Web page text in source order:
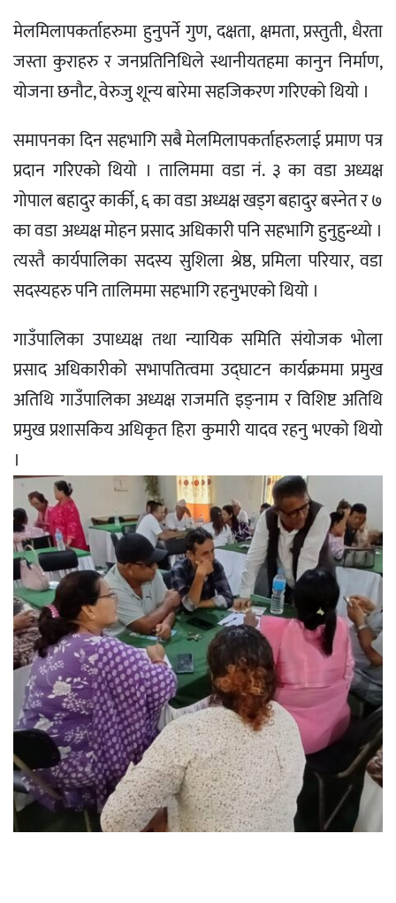
मेलमिलापकर्ताहरुमा हुनुपर्ने गुण, दक्षता, क्षमता, प्रस्तुती, धैरता
जस्ता कुराहरु र जनप्रतिनिधिले स्थानीयतहमा कानुन निर्माण,
योजना छनौट, वेरुजु शून्य बारेमा सहजिकरण गरिएको थियो ।
समापनका दिन सहभागि सबै मेलमिलापकर्ताहरुलाई प्रमाण पत्र
प्रदान गरिएको थियो । तालिममा वडा नं. ३ का वडा अध्यक्ष
गोपाल बहादुर कार्की, ६ का वडा अध्यक्ष खड्ग बहादुर बस्नेत र ७
का वडा अध्यक्ष मोहन प्रसाद अधिकारी पनि सहभागि हुनुहुन्थ्यो ।
त्यस्तै कार्यपालिका सदस्य सुशिला श्रेष्ठ, प्रमिला परियार, वडा
सदस्यहरु पनि तालिममा सहभागि रहनुभएको थियो ।
गाउँपालिका उपाध्यक्ष तथा न्यायिक समिति संयोजक भोला
प्रसाद अधिकारीको सभापतित्वमा उद्घाटन कार्यक्रममा प्रमुख
अतिथि गाउँपालिका अध्यक्ष राजमति इङ्नाम र विशिष्ट अतिथि
प्रमुख प्रशासकिय अधिकृत हिरा कुमारी यादव रहनु भएको थियो
।